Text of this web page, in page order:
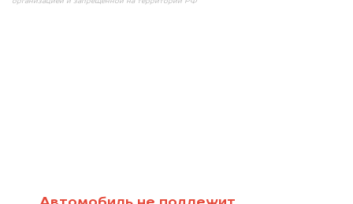
организацией и запрещённой на территории РФ